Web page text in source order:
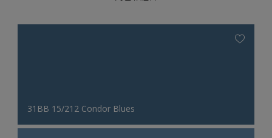
31BB 15/212 Condor Blues